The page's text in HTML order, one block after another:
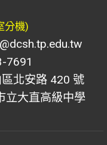
分機)
7691
北安路 420 號
立大直高級中學